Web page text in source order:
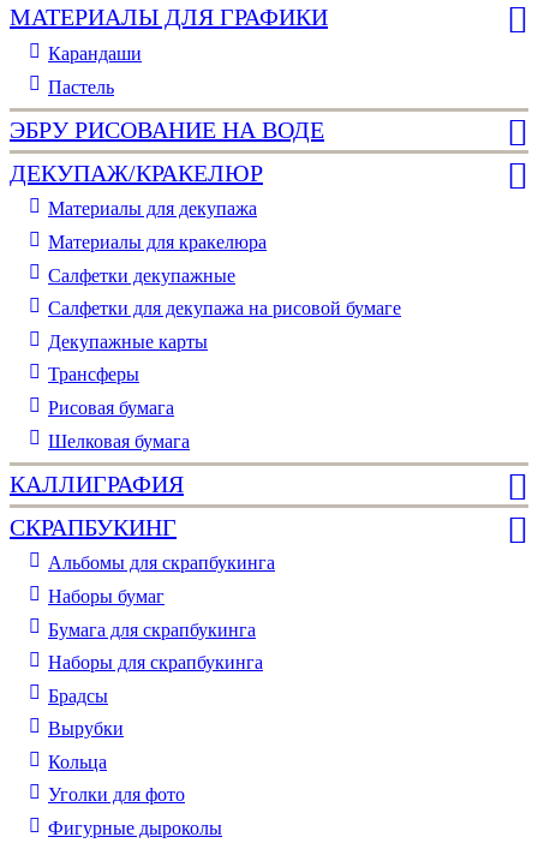
МАТЕРИАЛЫ ДЛЯ ГРАФИКИ
Карандаши
Пастель
ЭБРУ РИСОВАНИЕ НА ВОДЕ
ДЕКУПАЖ/КРАКЕЛЮР
Материалы для декупажа
Материалы для кракелюра
Cалфетки декупажные
Салфетки для декупажа на рисовой бумаге
Декупажные карты
Трансферы
Рисовая бумага
Шелковая бумага
КАЛЛИГРАФИЯ
СКРАПБУКИНГ
Альбомы для скрапбукинга
Наборы бумаг
Бумага для скрапбукинга
Наборы для скрапбукинга
Брадсы
Вырубки
Кольца
Уголки для фото
Фигурные дыроколы